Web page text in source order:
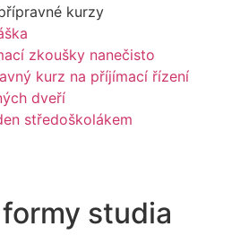
kurzy
zkoušky nanečisto
kurz na příjímací řízení
dveří
středoškolákem
studia